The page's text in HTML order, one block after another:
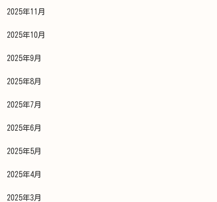
2025年11月
2025年10月
2025年9月
2025年8月
2025年7月
2025年6月
2025年5月
2025年4月
2025年3月